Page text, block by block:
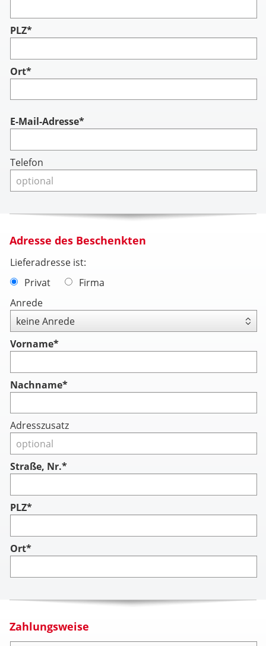
PLZ*
Ort*
Account
E-Mail-Adresse*
Telefon
Adresse des Beschenkten
Lieferadresse ist:
Privat
Firma
Anrede
Vorname*
Nachname*
Adresszusatz
Straße, Nr.*
PLZ*
Ort*
Zahlungsweise